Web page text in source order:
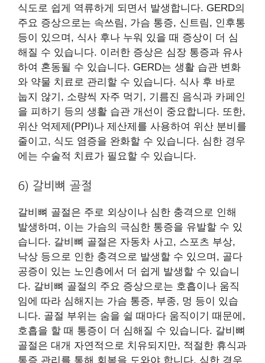
식도로 쉽게 역류하게 되면서 발생합니다. GERD의
주요 증상으로는 속쓰림, 가슴 통증, 신트림, 인후통
등이 있으며, 식사 후나 누워 있을 때 증상이 더 심
해질 수 있습니다. 이러한 증상은 심장 통증과 유사
하여 혼동될 수 있습니다. GERD는 생활 습관 변화
와 약물 치료로 관리할 수 있습니다. 식사 후 바로
눕지 않기, 소량씩 자주 먹기, 기름진 음식과 카페인
을 피하기 등의 생활 습관 개선이 중요합니다. 또한,
위산 억제제(PPI)나 제산제를 사용하여 위산 분비를
줄이고, 식도 염증을 완화할 수 있습니다. 심한 경우
에는 수술적 치료가 필요할 수 있습니다.
6) 갈비뼈 골절
갈비뼈 골절은 주로 외상이나 심한 충격으로 인해
발생하며, 이는 가슴의 극심한 통증을 유발할 수 있
습니다. 갈비뼈 골절은 자동차 사고, 스포츠 부상,
낙상 등으로 인한 충격으로 발생할 수 있으며, 골다
공증이 있는 노인층에서 더 쉽게 발생할 수 있습니
다. 갈비뼈 골절의 주요 증상으로는 호흡이나 움직
임에 따라 심해지는 가슴 통증, 부종, 멍 등이 있습
니다. 골절 부위는 숨을 쉴 때마다 움직이기 때문에,
호흡을 할 때 통증이 더 심해질 수 있습니다. 갈비뼈
골절은 대개 자연적으로 치유되지만, 적절한 휴식과
통증 관리를 통해 회복을 도와야 합니다. 심한 경우